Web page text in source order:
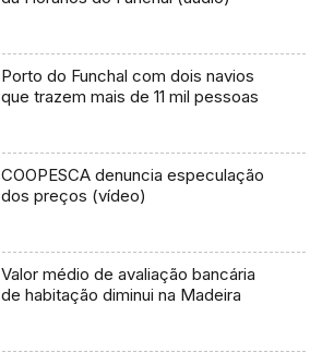
Porto do Funchal com dois navios
que trazem mais de 11 mil pessoas
COOPESCA denuncia especulação
dos preços (vídeo)
Valor médio de avaliação bancária
de habitação diminui na Madeira